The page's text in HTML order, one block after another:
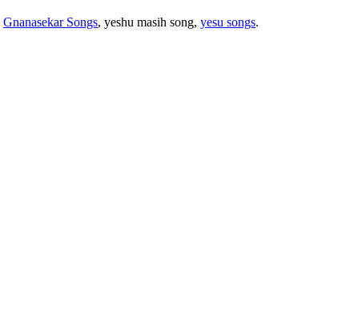
Gnanasekar Songs, yeshu masih song, yesu songs.